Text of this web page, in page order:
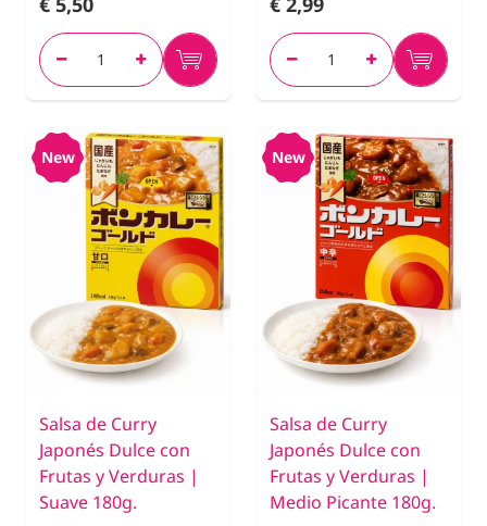
New
Salsa de Curry
Japonés Dulce con
Frutas y Verduras |
Suave 180g.
New
Salsa de Curry
Japonés Dulce con
Frutas y Verduras |
Medio Picante 180g.